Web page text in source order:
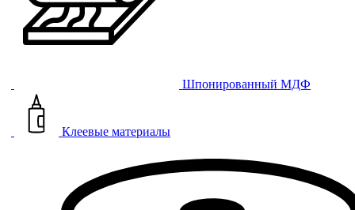
Шпонированный МДФ
Клеевые материалы